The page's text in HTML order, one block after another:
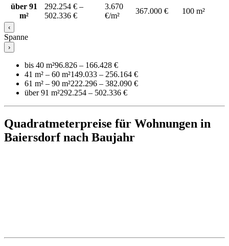
über 91
m²
292.254 € –
502.336 €
3.670
€/m²
367.000 € 100 m²
‹
Spanne
›
bis 40 m²96.826 – 166.428 €
41 m² – 60 m²149.033 – 256.164 €
61 m² – 90 m²222.296 – 382.090 €
über 91 m²292.254 – 502.336 €
Quadratmeterpreise für Wohnungen in
Baiersdorf nach Baujahr